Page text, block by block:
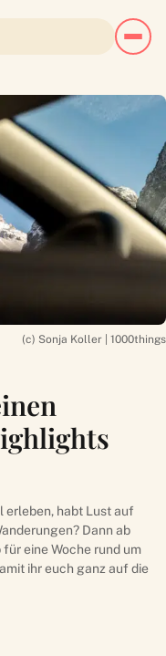
(c) Sonja Koller | 1000things
erleben, habt Lust auf
Dann ab
eine Woche rund um
ihr euch ganz auf die